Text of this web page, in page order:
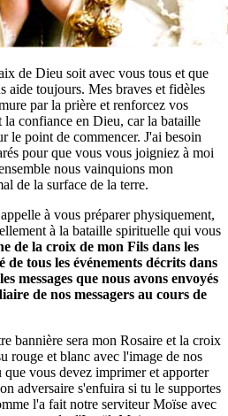
de Dieu soit avec vous tous et que
aide toujours. Mes braves et fidèles
par la prière et renforcez vos
la confiance en Dieu, car la bataille
le point de commencer. J'ai besoin
pour que vous vous joigniez à moi
nous vainquions mon
de la surface de la terre.
à vous préparer physiquement,
à la bataille spirituelle qui vous
de la croix de mon Fils dans les
tous les événements décrits dans
messages que nous avons envoyés
de nos messagers au cours de
bannière sera mon Rosaire et la croix
rouge et blanc avec l'image de nos
que vous devez imprimer et apporter
adversaire s'enfuira si tu le supportes
l'a fait notre serviteur Moïse avec